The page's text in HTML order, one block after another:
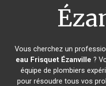
Vous cherchez un
eau Frisquet Ézanville ?
équipe de plombiers
pour résoudre tous vos